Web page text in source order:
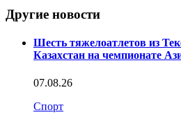
Другие новости
Шесть тяжелоатлетов из
Казахстан на чемпионате
07.08.26
Спорт